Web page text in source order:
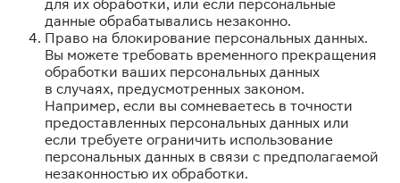
для их обработки, или если персональные
данные обрабатывались незаконно.
Право на блокирование персональных данных.
Вы можете требовать временного прекращения
обработки ваших персональных данных
в случаях, предусмотренных законом.
Например, если вы сомневаетесь в точности
предоставленных персональных данных или
если требуете ограничить использование
персональных данных в связи с предполагаемой
незаконностью их обработки.